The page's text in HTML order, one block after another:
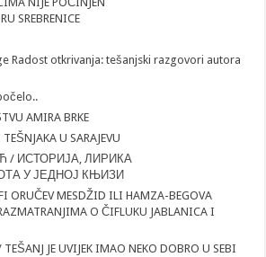
SREBRENICE
Radost otkrivanja: tešanjski razgovori autora
AMIRA BRKE
U SARAJEVU
/ ИСТОРИЈА, ЛИРИКА
У ЈЕДНОЈ КЊИЗИ
ORUČEV MESDŽID ILI HAMZA-BEGOVA
O ČIFLUKU JABLANICA I
JE UVIJEK IMAO NEKO DOBRO U SEBI